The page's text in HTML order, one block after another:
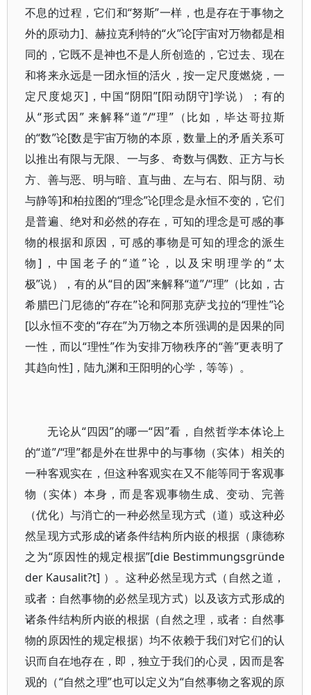
不息的过程，它们和“努斯”一样，也是存在于事物之
外的原动力]、赫拉克利特的“火”论[宇宙对万物都是相
同的，它既不是神也不是人所创造的，它过去、现在
和将来永远是一团永恒的活火，按一定尺度燃烧，一
定尺度熄灭]，中国“阴阳”[阳动阴守]学说）；有的
从“形式因” 来解释“道”/“理”（比如，毕达哥拉斯
的“数”论[数是宇宙万物的本原，数量上的矛盾关系可
以推出有限与无限、一与多、奇数与偶数、正方与长
方、善与恶、明与暗、直与曲、左与右、阳与阴、动
与静等]和柏拉图的“理念”论[理念是永恒不变的，它们
是普遍、绝对和必然的存在，可知的理念是可感的事
物的根据和原因，可感的事物是可知的理念的派生
物]，中国老子的“道”论，以及宋明理学的“太
极”说），有的从“目的因”来解释“道”/“理”（比如，古
希腊巴门尼德的“存在”论和阿那克萨戈拉的“理性”论
[以永恒不变的“存在”为万物之本所强调的是因果的同
一性，而以“理性”作为安排万物秩序的“善”更表明了
其趋向性]，陆九渊和王阳明的心学，等等）。
无论从“四因”的哪一“因”看，自然哲学本体论上
的“道”/“理”都是外在世界中的与事物（实体）相关的
一种客观实在，但这种客观实在又不能等同于客观事
物（实体）本身，而是客观事物生成、变动、完善
（优化）与消亡的一种必然呈现方式（道）或这种必
然呈现方式形成的诸条件结构所内嵌的根据（康德称
之为“原因性的规定根据”[die Bestimmungsgründe
der Kausalit?t] ）。这种必然呈现方式（自然之道，
或者：自然事物的必然呈现方式）以及该方式形成的
诸条件结构所内嵌的根据（自然之理，或者：自然事
物的原因性的规定根据）均不依赖于我们对它们的认
识而自在地存在，即，独立于我们的心灵，因而是客
观的（“自然之理”也可以定义为“自然事物之客观的原